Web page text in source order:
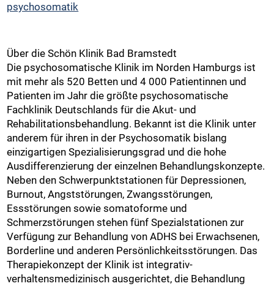
psychosomatik
Über die Schön Klinik Bad Bramstedt
Die psychosomatische Klinik im Norden Hamburgs ist
mit mehr als 520 Betten und 4 000 Patientinnen und
Patienten im Jahr die größte psychosomatische
Fachklinik Deutschlands für die Akut- und
Rehabilitationsbehandlung. Bekannt ist die Klinik unter
anderem für ihren in der Psychosomatik bislang
einzigartigen Spezialisierungsgrad und die hohe
Ausdifferenzierung der einzelnen Behandlungskonzepte.
Neben den Schwerpunktstationen für Depressionen,
Burnout, Angststörungen, Zwangsstörungen,
Essstörungen sowie somatoforme und
Schmerzstörungen stehen fünf Spezialstationen zur
Verfügung zur Behandlung von ADHS bei Erwachsenen,
Borderline und anderen Persönlichkeitsstörungen. Das
Therapiekonzept der Klinik ist integrativ-
verhaltensmedizinisch ausgerichtet, die Behandlung